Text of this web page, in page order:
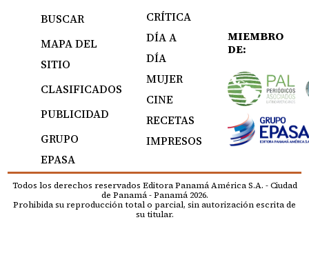
BUSCAR
MAPA DEL
SITIO
CLASIFICADOS
PUBLICIDAD
GRUPO
EPASA
CRÍTICA
DÍA A
DÍA
MUJER
CINE
RECETAS
IMPRESOS
MIEMBRO
DE:
Todos los derechos reservados Editora Panamá América S.A. - Ciudad
de Panamá - Panamá 2026.
Prohibida su reproducción total o parcial, sin autorización escrita de
su titular.